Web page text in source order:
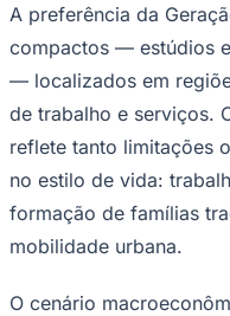
São Paulo
A preferência da
compactos — estúdios
— localizados em
de trabalho e serviços.
reflete tanto limitações
no estilo de vida:
formação de famílias
mobilidade urbana.
O cenário